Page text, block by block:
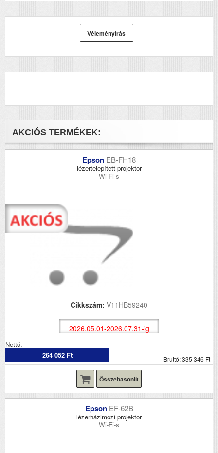
Véleményírás
AKCIÓS TERMÉKEK:
Epson EB-FH18
lézertelepített projektor
Wi-Fi-s
Cikkszám: V11HB59240
2026.05.01-2026.07.31-ig
Nettó:
264 052 Ft
Bruttó: 335 346 Ft
Összehasonlít
Epson EF-62B
lézerházimozi projektor
Wi-Fi-s